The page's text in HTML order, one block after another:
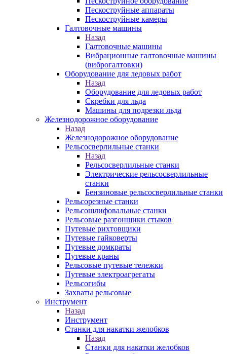
Пескоструйные аппараты
Пескоструйные камеры
Галтовочные машины
Назад
Галтовочные машины
Вибрационные галтовочные машины
(виброгалтовки)
Оборудование для ледовых работ
Назад
Оборудование для ледовых работ
Скребки для льда
Машины для подрезки льда
Железнодорожное оборудование
Назад
Железнодорожное оборудование
Рельсосверлильные станки
Назад
Рельсосверлильные станки
Электрические рельсосверлильные
станки
Бензиновые рельсосверлильные станки
Рельсорезные станки
Рельсошлифовальные станки
Рельсовые разгонщики стыков
Путевые рихтовщики
Путевые гайковерты
Путевые домкраты
Путевые краны
Рельсовые путевые тележки
Путевые электроагрегаты
Рельсогибы
Захваты рельсовые
Инструмент
Назад
Инструмент
Станки для накатки желобков
Назад
Станки для накатки желобков